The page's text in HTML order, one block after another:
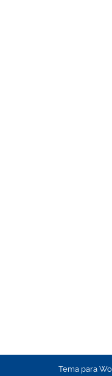
Tema para